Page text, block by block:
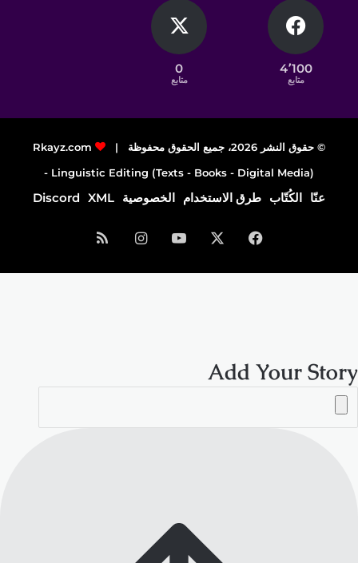
4٬100
متابع
0
متابع
© حقوق النشر 2026، جميع الحقوق محفوظة |
Rkayz.com
Linguistic Editing (Texts - Books - Digital Media) -
عنّا الكُتّاب طرق الاستخدام الخصوصية XML
Discord
فيسبوك ‫YouTubeانستقرامملخص
الموقع
Add Your Story